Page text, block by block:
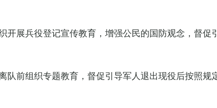
开展兵役登记宣传教育，增强公民的国防观念，督促
队前组织专题教育，督促引导军人退出现役后按照规